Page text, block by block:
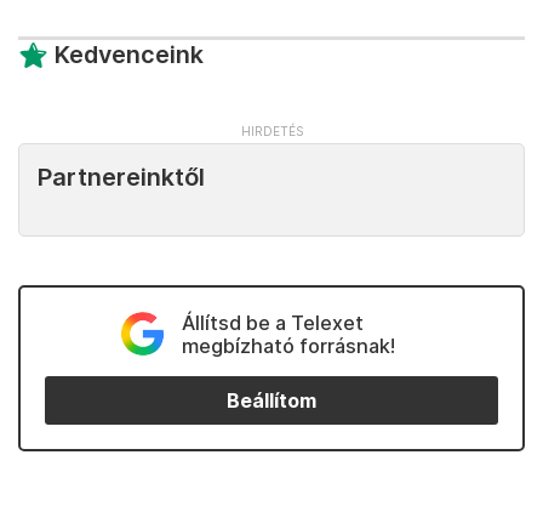
Kedvenceink
Partnereinktől
Állítsd be a Telexet
megbízható forrásnak!
Beállítom